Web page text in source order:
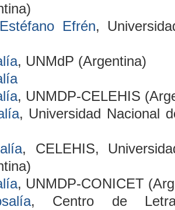
Efrén,
, UNMdP (Argentina)
, UNMDP-CELEHIS
, Universidad Nacional
, CELEHIS,
, UNMDP-CONICET
, Centro de Letras